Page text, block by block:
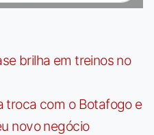
brilha em treinos no
troca com o Botafogo e
novo negócio